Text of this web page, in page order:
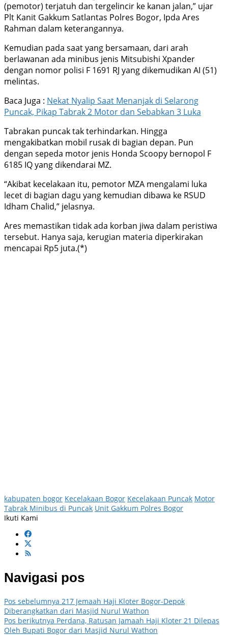
(pemotor) terjatuh dan tergelincir ke kanan jalan,” ujar
Plt Kanit Gakkum Satlantas Polres Bogor, Ipda Ares
Rahman dalam keterangannya.
Kemudian pada saat yang bersamaan, dari arah
berlawanan ada minibus jenis Mitsubishi Xpander
dengan nomor polisi F 1691 RJ yang dikemudikan AI (51)
melintas.
Baca Juga : Nekat Nyalip Saat Menanjak di Selarong
Puncak, Pikap Tabrak 2 Motor dan Sebabkan 3 Luka
Tabrakan puncak tak terhindarkan. Hingga
mengakibatkan mobil rusak di bagian depan. Pun
dengan sepeda motor jenis Honda Scoopy bernopol F
6185 IQ yang dikendarai MZ.
“Akibat kecelakaan itu, pemotor MZA mengalami luka
lecet di bagian dagu yang kemudian dibawa ke RSUD
Idham Chalid,” jelasnya.
Ares memastikan tidak ada korban jiwa dalam peristiwa
tersebut. Hanya saja, kerugian materia diperkirakan
mencapai Rp5 juta.(*)
kabupaten bogor Kecelakaan Bogor Kecelakaan Puncak Motor
Tabrak Minibus di Puncak Unit Gakkum Polres Bogor
Ikuti Kami
Navigasi pos
Pos sebelumnya 217 Jemaah Haji Kloter Bogor-Depok
Diberangkatkan dari Masjid Nurul Wathon
Pos berikutnya Perdana, Ratusan Jamaah Haji Kloter 21 Dilepas
Oleh Bupati Bogor dari Masjid Nurul Wathon